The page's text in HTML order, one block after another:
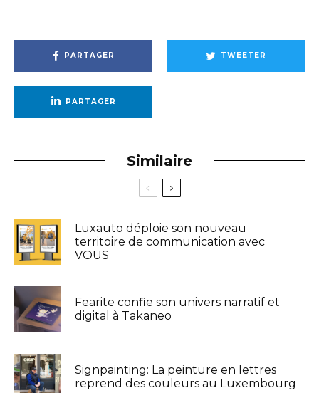
PARTAGER TWEETER
PARTAGER
Similaire
Luxauto déploie son nouveau
territoire de communication avec
VOUS
Fearite confie son univers narratif et
digital à Takaneo
Signpainting: La peinture en lettres
reprend des couleurs au Luxembourg